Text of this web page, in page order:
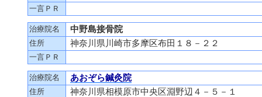
一言ＰＲ
治療院名 中野島接骨院
住所 神奈川県川崎市多摩区布田１８－２２
一言ＰＲ
治療院名 あおぞら鍼灸院
住所 神奈川県相模原市中央区淵野辺４－５－１